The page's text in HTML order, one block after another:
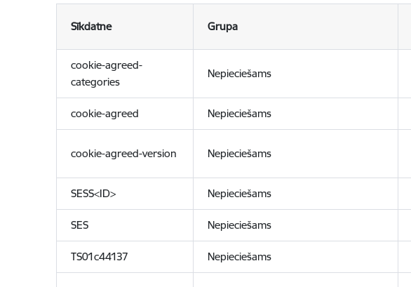
Sīkdatne Grupa
cookie-agreed-
categories
Nepieciešams
cookie-agreed Nepieciešams
cookie-agreed-version Nepieciešams
SESS<ID> Nepieciešams
SES Nepieciešams
TS01c44137 Nepieciešams